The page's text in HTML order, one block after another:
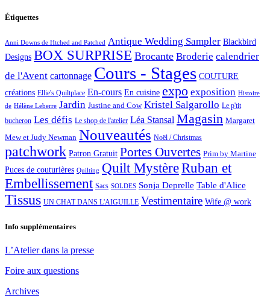
Étiquettes
Anni Downs de Htched and Patched Antique Wedding Sampler Blackbird
Designs BOX SURPRISE Brocante Broderie calendrier
de l'Avent cartonnage Cours - Stages COUTURE
créations Ellie's Quiltplace En-cours En cuisine expo exposition Histoire
de Hélène Leberre Jardin Justine and Cow Kristel Salgarollo Le p'tit
bucheron Les défis Le shop de l'atelier Léa Stansal Magasin Margaret
Mew et Judy Newman Nouveautés Noël / Christmas
patchwork Patron Gratuit Portes Ouvertes Prim by Martine
Puces de couturières Quilting Quilt MystèreRuban et
Embellissement Sacs SOLDES Sonja Deprelle Table d'Alice
Tissus UN CHAT DANS L'AIGUILLE Vestimentaire Wife @ work
Info supplémentaires
L’Atelier dans la presse
Foire aux questions
Archives